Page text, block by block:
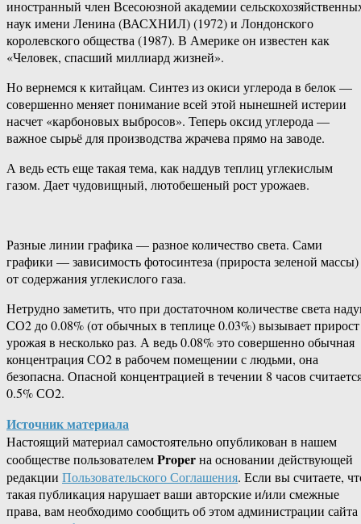
иностранный член Всесоюзной академии
наук имени Ленина (ВАСХНИЛ) (1972) и Лондонского
королевского общества (1987). В Америке он известен как
«Человек, спасший миллиард жизней».
Но вернемся к китайцам. Синтез из окиси углерода в белок —
совершенно меняет понимание всей этой нынешней истерии
насчет «карбоновых выбросов». Теперь оксид углерода —
важное сырьё для производства жрачева прямо на заводе.
А ведь есть еще такая тема, как наддув теплиц углекислым
газом. Дает чудовищный, лютобешеный рост урожаев.
Разные линии графика — разное количество света. Сами
графики — зависимость фотосинтеза (прироста зеленой массы)
от содержания углекислого газа.
Нетрудно заметить, что при достаточном количестве света
СО2 до 0.08% (от обычных в теплице 0.03%) вызывает прирост
урожая в несколько раз. А ведь 0.08% это совершенно обычная
концентрация СО2 в рабочем помещении с людьми, она
безопасна. Опасной концентрацией в течении 8 часов
0.5% СО2.
Источник материала
Настоящий материал самостоятельно опубликован в нашем
сообществе пользователемProperна основании действующей
редакции Пользовательского Соглашения. Если вы считаете,
такая публикация нарушает ваши авторские и/или смежные
права, вам необходимо сообщить об этом администрации сайта